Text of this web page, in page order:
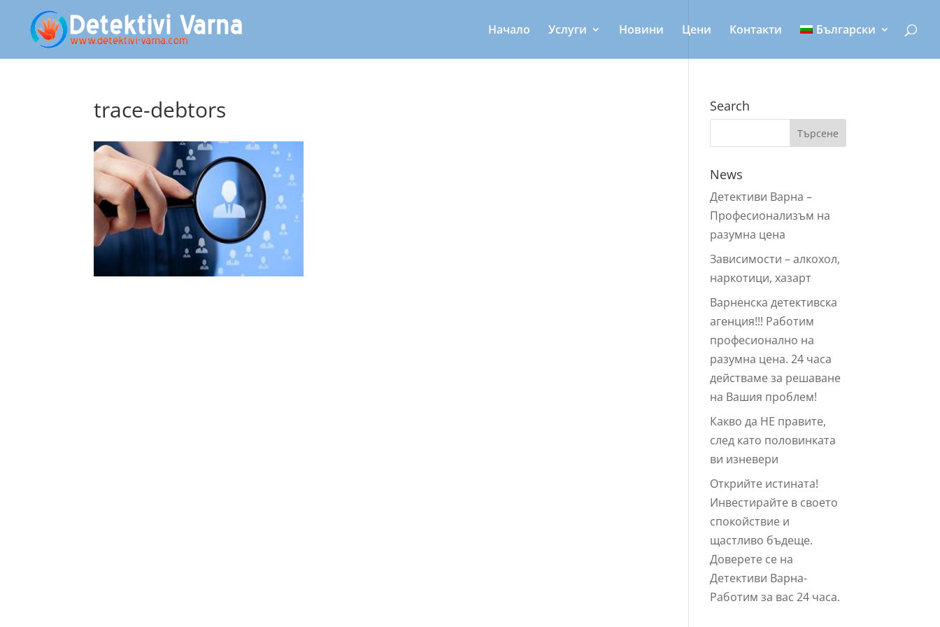
Начало Услуги Новини Цени Контакти Български
trace-debtors Search
News
Детективи Варна –
Профeсионализъм на
разумна цена
Зависимости – алкохол,
наркотици, хазарт
Варненска детективска
агенция!!! Работим
професионално на
разумна цена. 24 часа
действаме за решаване
на Вашия проблем!
Какво да НЕ правите,
след като половинката
ви изневери
Открийте истината!
Инвестирайте в своето
спокойствие и
щастливо бъдеще.
Доверете се на
Детективи Варна-
Работим за вас 24 часа.